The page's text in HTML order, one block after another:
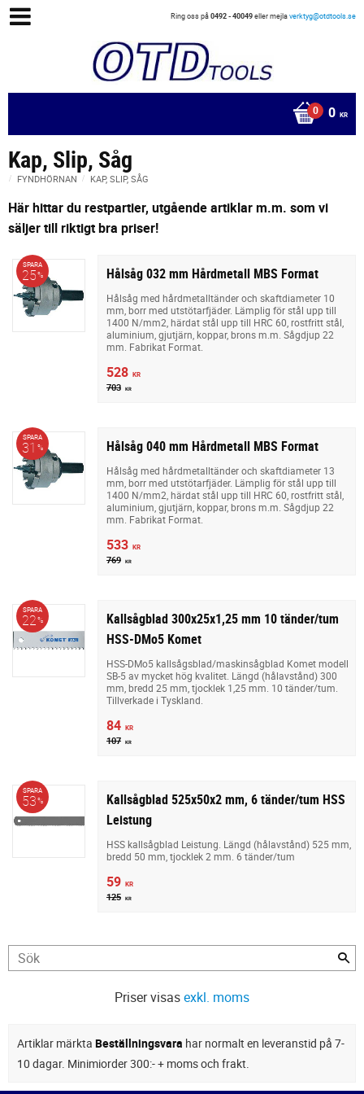
Ring oss på0492 - 40049eller mejlaverktyg@otdtools.se
0 KR
Kap, Slip, Såg
FYNDHÖRNAN KAP, SLIP, SÅG
Här hittar du restpartier, utgående artiklar m.m. som vi
säljer till riktigt bra priser!
Hålsåg 032 mm Hårdmetall MBS Format
Hålsåg med hårdmetalltänder och skaftdiameter 10
mm, borr med utstötarfjäder. Lämplig för stål upp till
1400 N/mm2, härdat stål upp till HRC 60, rostfritt stål,
aluminium, gjutjärn, koppar, brons m.m. Sågdjup 22
mm. Fabrikat Format.
528 KR
703 KR
SPARA
25%
Hålsåg 040 mm Hårdmetall MBS Format
Hålsåg med hårdmetalltänder och skaftdiameter 13
mm, borr med utstötarfjäder. Lämplig för stål upp till
1400 N/mm2, härdat stål upp till HRC 60, rostfritt stål,
aluminium, gjutjärn, koppar, brons m.m. Sågdjup 22
mm. Fabrikat Format.
533 KR
769 KR
SPARA
31 %
Kallsågblad 300x25x1,25 mm 10 tänder/tum
HSS-DMo5 Komet
HSS-DMo5 kallsågsblad/maskinsågblad Komet modell
SB-5 av mycket hög kvalitet. Längd (hålavstånd) 300
mm, bredd 25 mm, tjocklek 1,25 mm. 10 tänder/tum.
Tillverkade i Tyskland.
84 KR
107 KR
SPARA
22%
Kallsågblad 525x50x2 mm, 6 tänder/tum HSS
Leistung
HSS kallsågblad Leistung. Längd (hålavstånd) 525 mm,
bredd 50 mm, tjocklek 2 mm. 6 tänder/tum
59 KR
125 KR
SPARA
53%
Priser visasexkl. moms
Artiklar märkta Beställningsvara har normalt en leveranstid på 7-
10 dagar. Minimiorder 300:- + moms och frakt.